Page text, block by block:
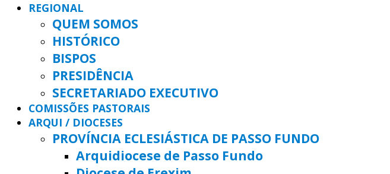
REGIONAL
QUEM SOMOS
HISTÓRICO
BISPOS
PRESIDÊNCIA
SECRETARIADO EXECUTIVO
COMISSÕES PASTORAIS
ARQUI / DIOCESES
PROVÍNCIA ECLESIÁSTICA DE PASSO FUNDO
Arquidiocese de Passo Fundo